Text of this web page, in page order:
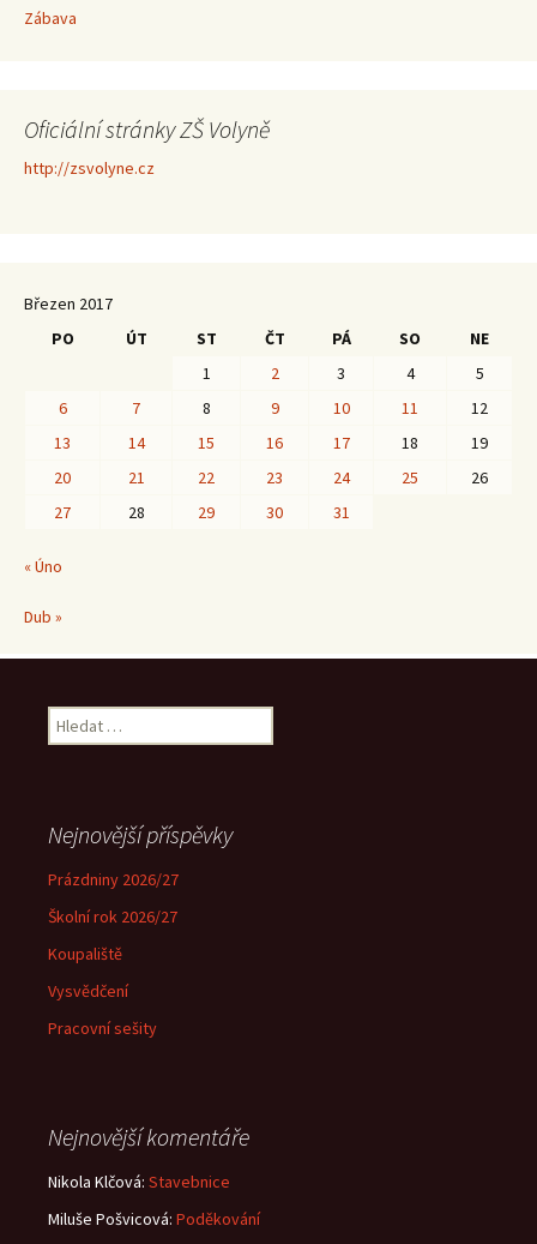
Zábava
Oficiální stránky ZŠ Volyně
http://zsvolyne.cz
Březen 2017
PO
ÚT ST ČT PÁ SO
NE
1
2 3 4
5
6
7 8 9 10 11
12
13
14 15 16 17 18
19
20
21 22 23 24 25
26
27
28 29 30 31
« Úno
Dub »
Vyhledávání
Nejnovější příspěvky
Prázdniny 2026/27
Školní rok 2026/27
Koupaliště
Vysvědčení
Pracovní sešity
Nejnovější komentáře
Nikola Klčová: Stavebnice
Miluše Pošvicová: Poděkování